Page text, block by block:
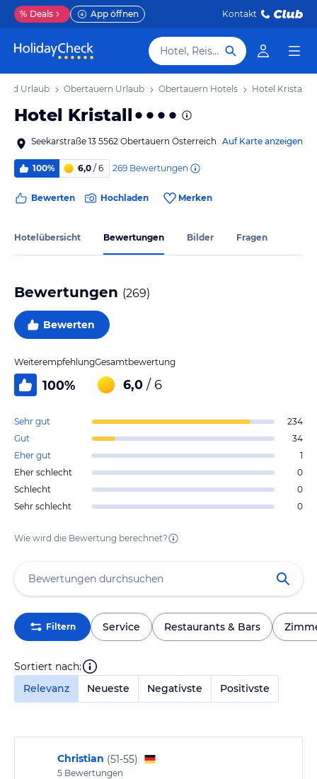
% Deals App öffnen Kontakt
Hotel, Reiseziel
Urlaub Obertauern Urlaub Obertauern Hotels Hotel Kristall
Hotel Kristall
Seekarstraße 13 5562 Obertauern Österreich Auf Karte anzeigen
100% 6,0 / 6 269 Bewertungen
Bewerten Hochladen Merken
Hotelübersicht Bewertungen Bilder Fragen
Bewertungen (269)
Bewerten
Weiterempfehlung
100%
Gesamtbewertung
6,0 / 6
Sehr gut
234
Gut
34
Eher gut
1
Eher schlecht
0
Schlecht
0
Sehr schlecht
0
Wie wird die Bewertung berechnet?
Filtern Service Restaurants & Bars
Sortiert nach:
Relevanz
Neueste Negativste Positivste
Christian (51-55)
5 Bewertungen